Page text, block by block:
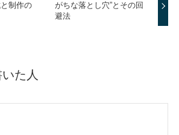
制作の
がちな落とし穴”とその回
避法
た人